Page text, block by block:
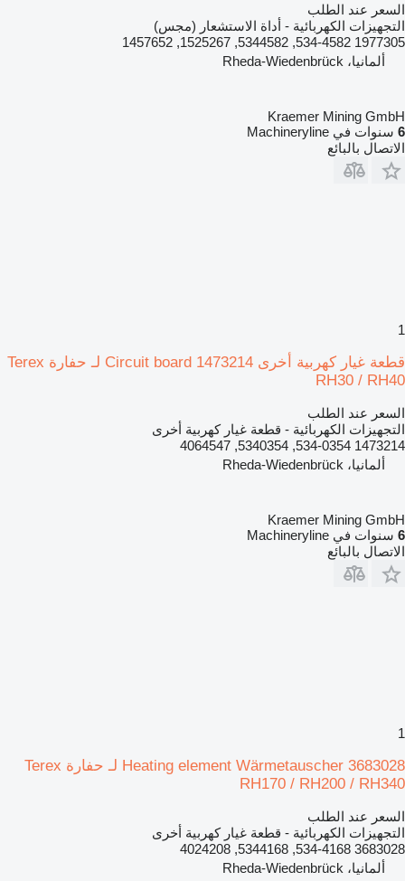
السعر عند الطلب
التجهيزات الكهربائية - أداة الاستشعار (مجس)
1977305 534-4582, 5344582, 1525267, 1457652
ألمانيا، Rheda-Wiedenbrück
Kraemer Mining GmbH
6 سنوات في Machineryline
الاتصال بالبائع
1
قطعة غيار كهربية أخرى Circuit board 1473214 لـ حفارة Terex
RH30 / RH40
السعر عند الطلب
التجهيزات الكهربائية - قطعة غيار كهربية أخرى
1473214 534-0354, 5340354, 4064547
ألمانيا، Rheda-Wiedenbrück
Kraemer Mining GmbH
6 سنوات في Machineryline
الاتصال بالبائع
1
Heating element Wärmetauscher 3683028 لـ حفارة Terex
RH170 / RH200 / RH340
السعر عند الطلب
التجهيزات الكهربائية - قطعة غيار كهربية أخرى
3683028 534-4168, 5344168, 4024208
ألمانيا، Rheda-Wiedenbrück